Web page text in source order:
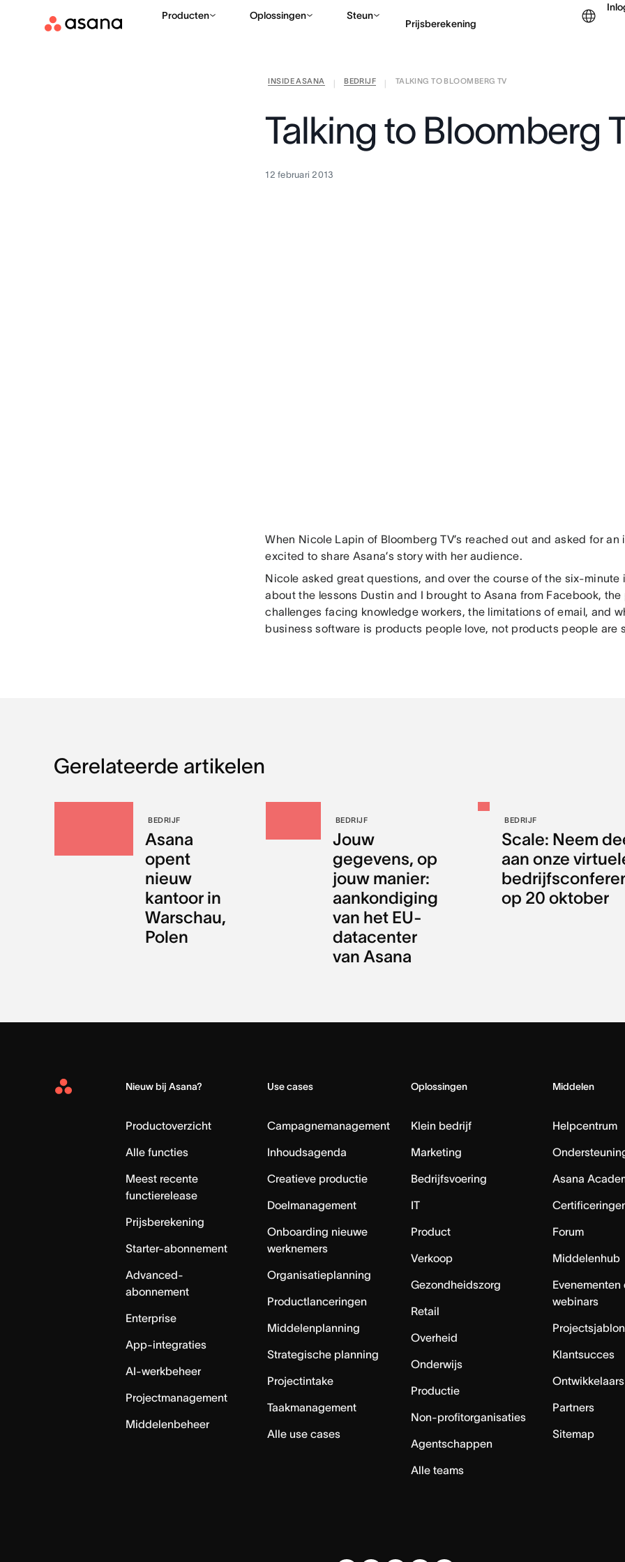
Producten Oplossingen Steun
Prijsberekening
INSIDE ASANA BEDRIJF TALKING TO BLOOMBERG TV
Talking to Bloomberg
12 februari 2013
When Nicole Lapin of Bloomberg TV’s reached out and asked for an
excited to share Asana’s story with her audience.
Nicole asked great questions, and over the course of the six-minute
about the lessons Dustin and I brought to Asana from Facebook,
challenges facing knowledge workers, the limitations of email, and
business software is products people love, not products people are
Gerelateerde artikelen
BEDRIJF
Asana
opent
nieuw
kantoor in
Warschau,
Polen
BEDRIJF
Jouw
gegevens, op
jouw manier:
aankondiging
van het EU-
datacenter
van Asana
BEDRIJF
Scale: Neem
aan onze
op 20 oktober
Asana
Nieuw bij Asana?
Productoverzicht
Alle functies
Meest recente
functierelease
Prijsberekening
Starter-abonnement
Advanced-
abonnement
Enterprise
App-integraties
AI-werkbeheer
Projectmanagement
Middelenbeheer
Use cases
Campagnemanagement
Inhoudsagenda
Creatieve productie
Doelmanagement
Onboarding nieuwe
werknemers
Organisatieplanning
Productlanceringen
Middelenplanning
Strategische planning
Projectintake
Taakmanagement
Alle use cases
Oplossingen
Klein bedrijf
Marketing
Bedrijfsvoering
IT
Product
Verkoop
Gezondheidszorg
Retail
Overheid
Onderwijs
Productie
Non-profitorganisaties
Agentschappen
Alle teams
Middelen
Helpcentrum
Asana
Forum
Middelenhub
Evenementen
webinars
Klantsucces
Partners
Sitemap